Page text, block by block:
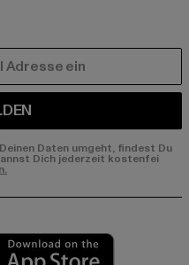
Daten umgeht, findest Du
Dich jederzeit kostenfei